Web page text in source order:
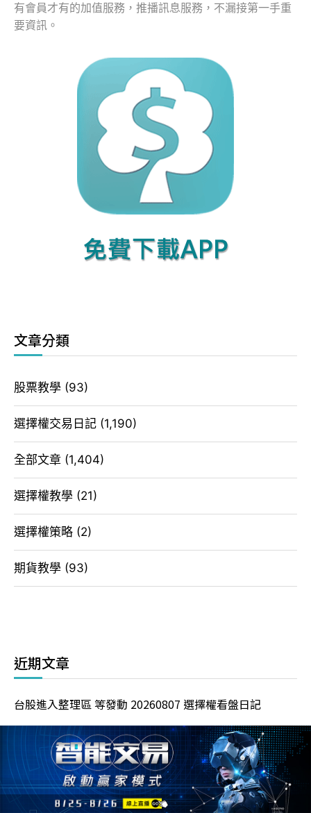
有會員才有的加值服務，推播訊息服務，不漏接第一手重
要資訊。
文章分類
股票教學 (93)
選擇權交易日記 (1,190)
全部文章 (1,404)
選擇權教學 (21)
選擇權策略 (2)
期貨教學 (93)
近期文章
台股進入整理區 等發動 20260807 選擇權看盤日記
指數挑戰四萬五 20260806 選擇權看盤日記
夜盤大漲一千二 今日會反彈? 20260805 選擇權看盤日記